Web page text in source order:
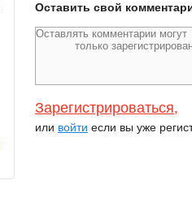
Оставить свой
Зарегистрироваться,
или войти если вы уже